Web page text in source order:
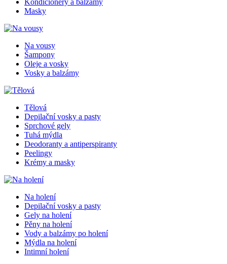
Kondicionéry a balzámy
Masky
Na vousy
Šampony
Oleje a vosky
Vosky a balzámy
Tělová
Depilační vosky a pasty
Sprchové gely
Tuhá mýdla
Deodoranty a antiperspiranty
Peelingy
Krémy a masky
Na holení
Depilační vosky a pasty
Gely na holení
Pěny na holení
Vody a balzámy po holení
Mýdla na holení
Intimní holení